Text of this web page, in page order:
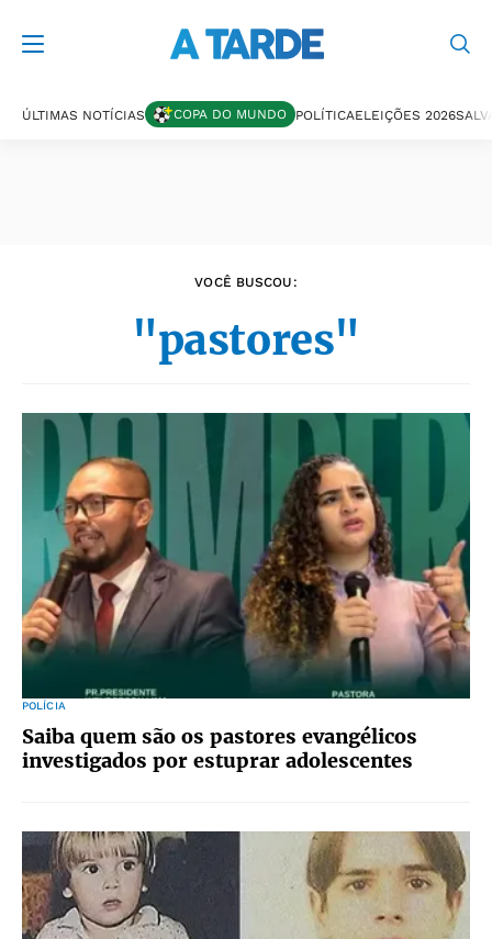
ÚLTIMAS NOTÍCIAS COPA DO MUNDO POLÍTICAELEIÇÕES 2026
VOCÊ BUSCOU:
"pastores"
POLÍCIA
Saiba quem são os pastores evangélicos
investigados por estuprar adolescentes